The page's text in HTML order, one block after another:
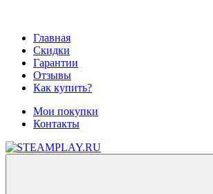
Главная
Скидки
Гарантии
Отзывы
Как купить?
Мои покупки
Контакты